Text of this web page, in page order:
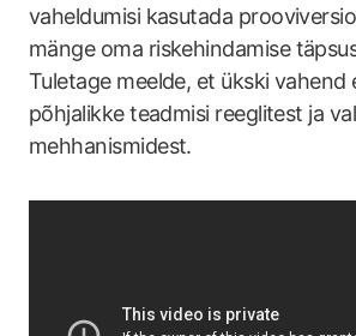
vaheldumisi kasutada
mänge oma riskehindamise
Tuletage meelde, et ükski vahend
põhjalikke teadmisi reeglitest ja
mehhanismidest.